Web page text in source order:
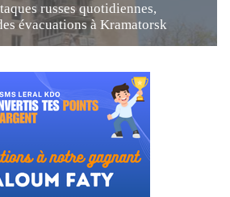
russes quotidiennes,
évacuations à Kramatorsk